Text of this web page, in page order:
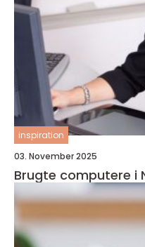
inspiration
03. November 2025
Brugte computere i